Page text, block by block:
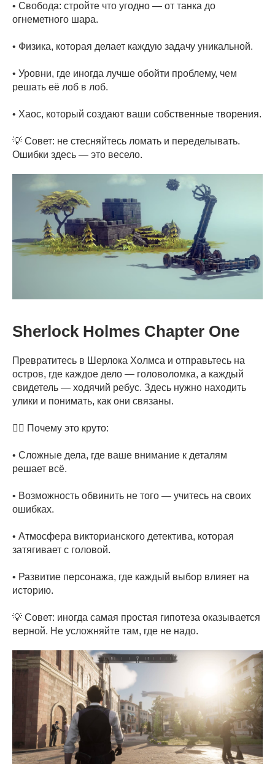
• Свобода: стройте что угодно — от танка до
огнеметного шара.
• Физика, которая делает каждую задачу уникальной.
• Уровни, где иногда лучше обойти проблему, чем
решать её лоб в лоб.
• Хаос, который создают ваши собственные творения.
💡 Совет: не стесняйтесь ломать и переделывать.
Ошибки здесь — это весело.
Sherlock Holmes Chapter One
Превратитесь в Шерлока Холмса и отправьтесь на
остров, где каждое дело — головоломка, а каждый
свидетель — ходячий ребус. Здесь нужно находить
улики и понимать, как они связаны.
🕵️‍♂️ Почему это круто:
• Сложные дела, где ваше внимание к деталям
решает всё.
• Возможность обвинить не того — учитесь на своих
ошибках.
• Атмосфера викторианского детектива, которая
затягивает с головой.
• Развитие персонажа, где каждый выбор влияет на
историю.
💡 Совет: иногда самая простая гипотеза оказывается
верной. Не усложняйте там, где не надо.